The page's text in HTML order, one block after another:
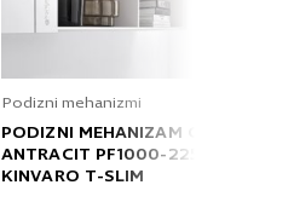
Podizni mehanizmi
PODIZNI MEHANIZAM GRASS
ANTRACIT PF1000-2250 T
KINVARO T-SLIM